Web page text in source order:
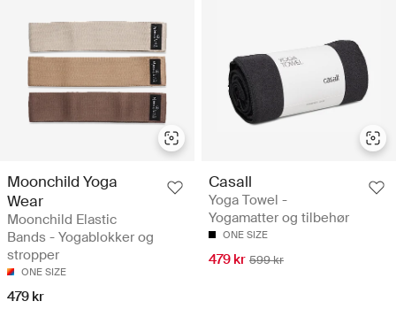
Moonchild Yoga
Wear
Moonchild Elastic
Bands - Yogablokker og
stropper
ONE SIZE
479 kr
Casall
Yoga Towel -
Yogamatter og tilbehør
ONE SIZE
479 kr 599 kr